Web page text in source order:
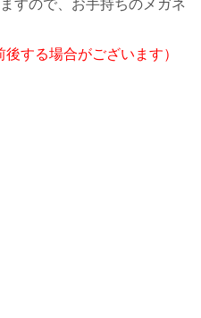
する場合がございます）